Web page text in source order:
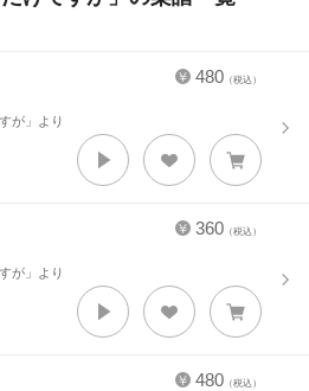
480 （税込）
が」より
360 （税込）
が」より
480 （税込）